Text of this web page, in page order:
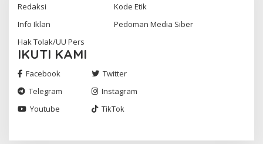
Redaksi
Kode Etik
Info Iklan
Pedoman Media Siber
Hak Tolak/UU Pers
IKUTI KAMI
Facebook
Twitter
Telegram
Instagram
Youtube
TikTok